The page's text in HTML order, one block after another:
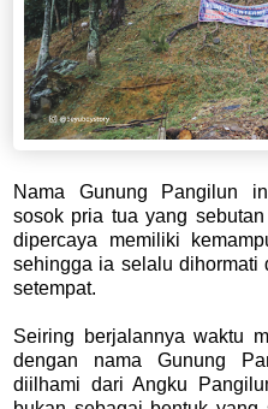
Nama Gunung Pangilun
sosok pria tua yang
dipercaya memiliki
sehingga ia selalu dihormati
setempat.
Seiring berjalannya waktu
dengan nama Gunung
diilhami dari Angku